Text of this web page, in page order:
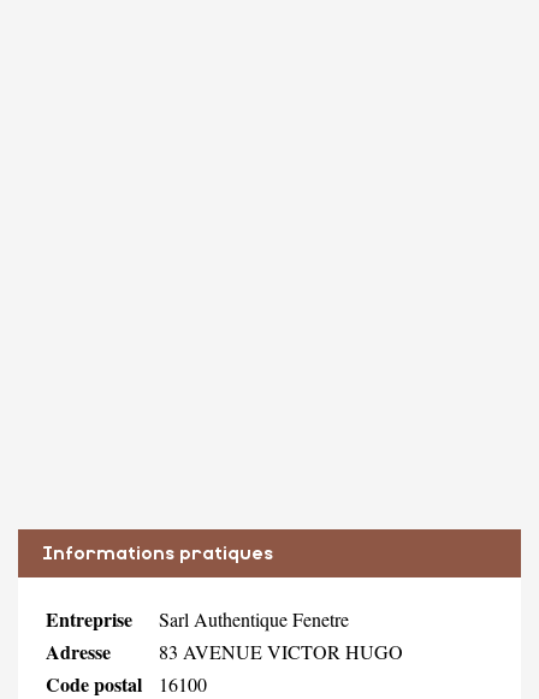
Informations pratiques
Entreprise Sarl Authentique Fenetre
Adresse 83 AVENUE VICTOR HUGO
Code postal 16100